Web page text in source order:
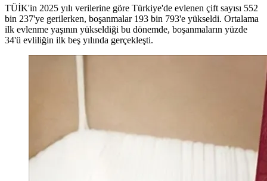
TÜİK'in 2025 yılı verilerine göre Türkiye'de evlenen çift sayısı 552
bin 237'ye gerilerken, boşanmalar 193 bin 793'e yükseldi. Ortalama
ilk evlenme yaşının yükseldiği bu dönemde, boşanmaların yüzde
34'ü evliliğin ilk beş yılında gerçekleşti.